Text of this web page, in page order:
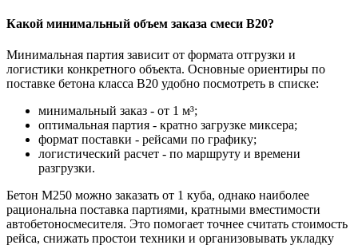
Какой минимальный объем заказа смеси B20?
Минимальная партия зависит от формата отгрузки и
логистики конкретного объекта. Основные ориентиры по
поставке бетона класса B20 удобно посмотреть в списке:
минимальный заказ - от 1 м³;
оптимальная партия - кратно загрузке миксера;
формат поставки - рейсами по графику;
логистический расчет - по маршруту и времени
разгрузки.
Бетон М250 можно заказать от 1 куба, однако наиболее
рациональна поставка партиями, кратными вместимости
автобетоносмесителя. Это помогает точнее считать стоимость
рейса, снижать простои техники и организовывать укладку